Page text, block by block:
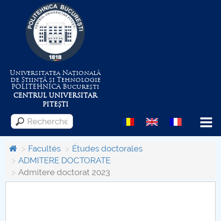
Universitatea Națională
de Știință și Tehnologie
POLITEHNICABucurești
CENTRUL UNIVERSITAR
PITEȘTI
Menu
Despre Universitate
Facultés
Études doctorales
ADMITERE DOCTORATE
Admitere doctorat 2023